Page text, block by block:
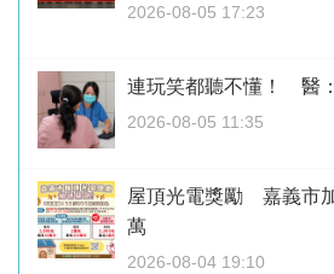
2026-08-05 17:23
連玩笑都聽不懂！ 醫
2026-08-05 11:35
屋頂光電獎勵 嘉義市
萬
2026-08-04 19:10